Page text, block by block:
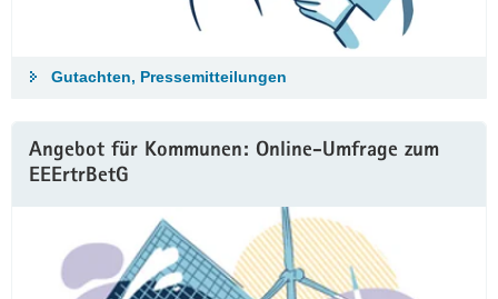
Gutachten, Pressemitteilungen
Angebot für Kommunen: Online-Umfrage zum
EEErtrBetG